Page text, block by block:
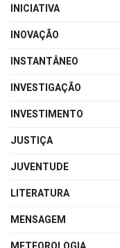
INICIATIVA
INOVAÇÃO
INSTANTÂNEO
INVESTIGAÇÃO
INVESTIMENTO
JUSTIÇA
JUVENTUDE
LITERATURA
MENSAGEM